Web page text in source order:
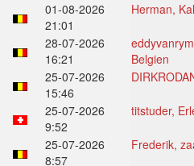
01-08-2026
21:01
Herman,
28-07-2026
16:21
Belgien
25-07-2026
15:46
25-07-2026
9:52
titstuder,
25-07-2026
8:57
Frederik,